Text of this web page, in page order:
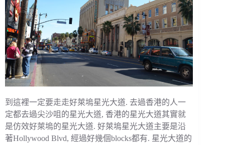
到這裡一定要走走好萊塢星光大道. 去過香港的人一
定都去過尖沙咀的星光大道, 香港的星光大道其實就
是仿效好萊塢的星光大道. 好萊塢星光大道主要是沿
著Hollywood Blvd, 經過好幾個blocks都有. 星光大道的